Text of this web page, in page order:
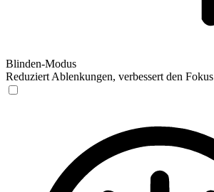
Blinden-Modus
Reduziert Ablenkungen, verbessert den Fokus